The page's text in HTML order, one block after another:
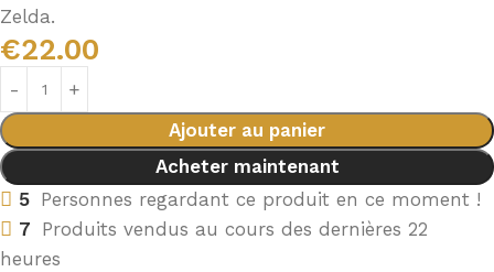
Zelda.
€22.00
Ajouter au panier
Acheter maintenant
5 Personnes regardant ce produit en ce moment !
7 Produits vendus au cours des dernières 22
heures